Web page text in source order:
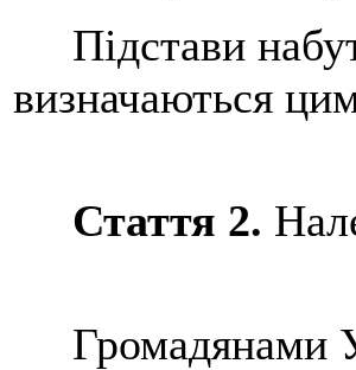
Підстави
визначаються
Стаття 2.
Громадянами